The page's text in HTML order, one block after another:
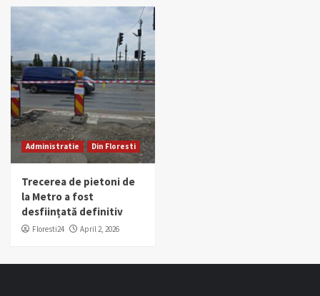
Administratie Din Floresti
Trecerea de pietoni de
la Metro a fost
desființată definitiv
Floresti24 April 2, 2026